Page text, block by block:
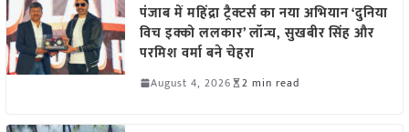
पंजाब में महिंद्रा ट्रैक्टर्स का नया अभियान ‘दुनिया
विच इक्को ललकार’ लॉन्च, सुखबीर सिंह और
परमिश वर्मा बने चेहरा
August 4, 2026 2 min read